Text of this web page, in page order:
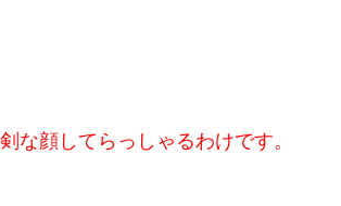
な顔してらっしゃるわけです。